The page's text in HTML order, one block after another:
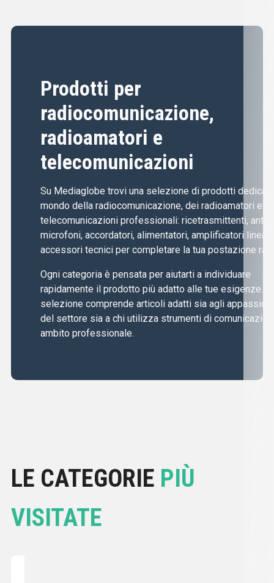
Prodotti per
radiocomunicazione,
radioamatori e
telecomunicazioni
Su Mediaglobe trovi una selezione di prodotti dedicati
mondo della radiocomunicazione, dei radioamatori e
telecomunicazioni professionali: ricetrasmittenti,
microfoni, accordatori, alimentatori, amplificatori
accessori tecnici per completare la tua postazione
Ogni categoria è pensata per aiutarti a individuare
rapidamente il prodotto più adatto alle tue esigenze.
selezione comprende articoli adatti sia agli
del settore sia a chi utilizza strumenti di
ambito professionale.
LE CATEGORIE PIÙ
VISITATE